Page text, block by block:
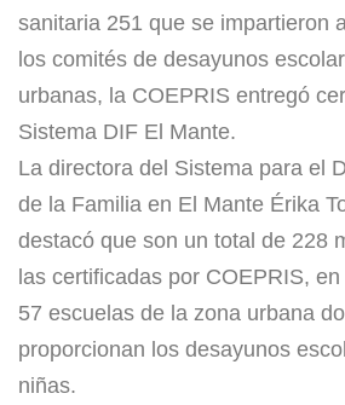
sanitaria 251 que se impartieron
los comités de desayunos
urbanas, la COEPRIS entregó
Sistema DIF El Mante.
La directora del Sistema para el
de la Familia en El Mante Érika
destacó que son un total de 228
las certificadas por COEPRIS,
57 escuelas de la zona urbana
proporcionan los desayunos
niñas.